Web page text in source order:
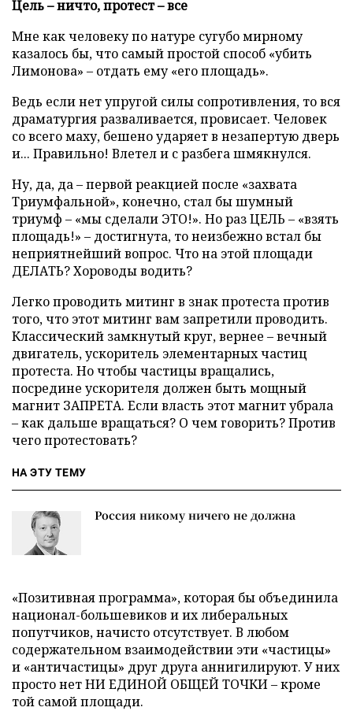
Цель – ничто, протест – все
Мне как человеку по натуре сугубо мирному
казалось бы, что самый простой способ «убить
Лимонова» – отдать ему «его площадь».
Ведь если нет упругой силы сопротивления, то вся
драматургия разваливается, провисает. Человек
со всего маху, бешено ударяет в незапертую дверь
и... Правильно! Влетел и с разбега шмякнулся.
Ну, да, да – первой реакцией после «захвата
Триумфальной», конечно, стал бы шумный
триумф – «мы сделали ЭТО!». Но раз ЦЕЛЬ – «взять
площадь!» – достигнута, то неизбежно встал бы
неприятнейший вопрос. Что на этой площади
ДЕЛАТЬ? Хороводы водить?
Легко проводить митинг в знак протеста против
того, что этот митинг вам запретили проводить.
Классический замкнутый круг, вернее – вечный
двигатель, ускоритель элементарных частиц
протеста. Но чтобы частицы вращались,
посредине ускорителя должен быть мощный
магнит ЗАПРЕТА. Если власть этот магнит убрала
– как дальше вращаться? О чем говорить? Против
чего протестовать?
НА ЭТУ ТЕМУ
Россия никому ничего не должна
«Позитивная программа», которая бы объединила
национал-большевиков и их либеральных
попутчиков, начисто отсутствует. В любом
содержательном взаимодействии эти «частицы»
и «античастицы» друг друга аннигилируют. У них
просто нет НИ ЕДИНОЙ ОБЩЕЙ ТОЧКИ – кроме
той самой площади.